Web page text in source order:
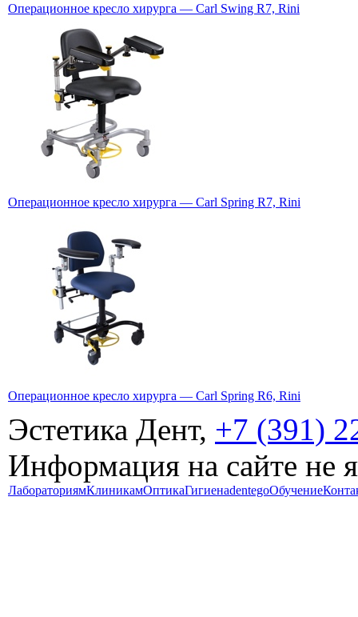
Операционное кресло хирурга — Carl Swing R7, Rini
Операционное кресло хирурга — Carl Spring R7, Rini
Операционное кресло хирурга — Carl Spring R6, Rini
Эстетика Дент, +7 (391)
Информация на сайте не
ЛабораториямКлиникамОптикаГигиенаdentegoОбучение